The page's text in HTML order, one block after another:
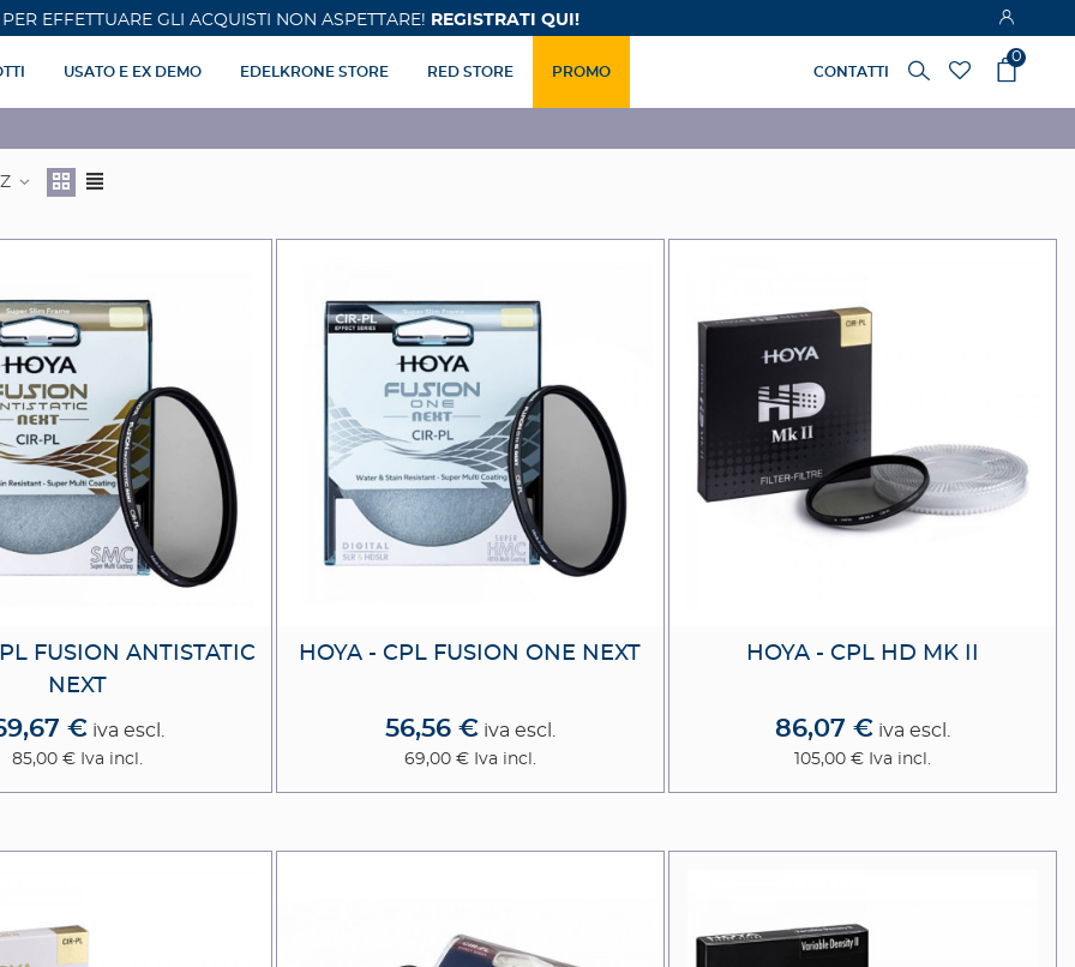
PER EFFETTUARE GLI ACQUISTI NON ASPETTARE! REGISTRATI QUI!
USATO E EX DEMO EDELKRONE STORE RED STORE PROMO CONTATTI
0
FUSION ANTISTATIC
NEXT
€ iva escl.
85,00 € Iva incl.
HOYA - CPL FUSION ONE NEXT
56,56 € iva escl.
69,00 € Iva incl.
HOYA - CPL HD MK II
86,07 € iva escl.
105,00 € Iva incl.